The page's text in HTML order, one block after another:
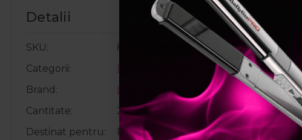
Detalii
SKU
850016995582
Categorii
Pamatuf/Penson
Brand
L3VEL3
Cantitate
2buc.
Destinat pentru
Frizerie